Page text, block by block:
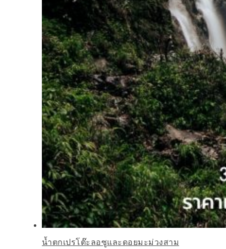
น้ำตกเปรโต๊ะลอซูและดอยมะม่วงสาม